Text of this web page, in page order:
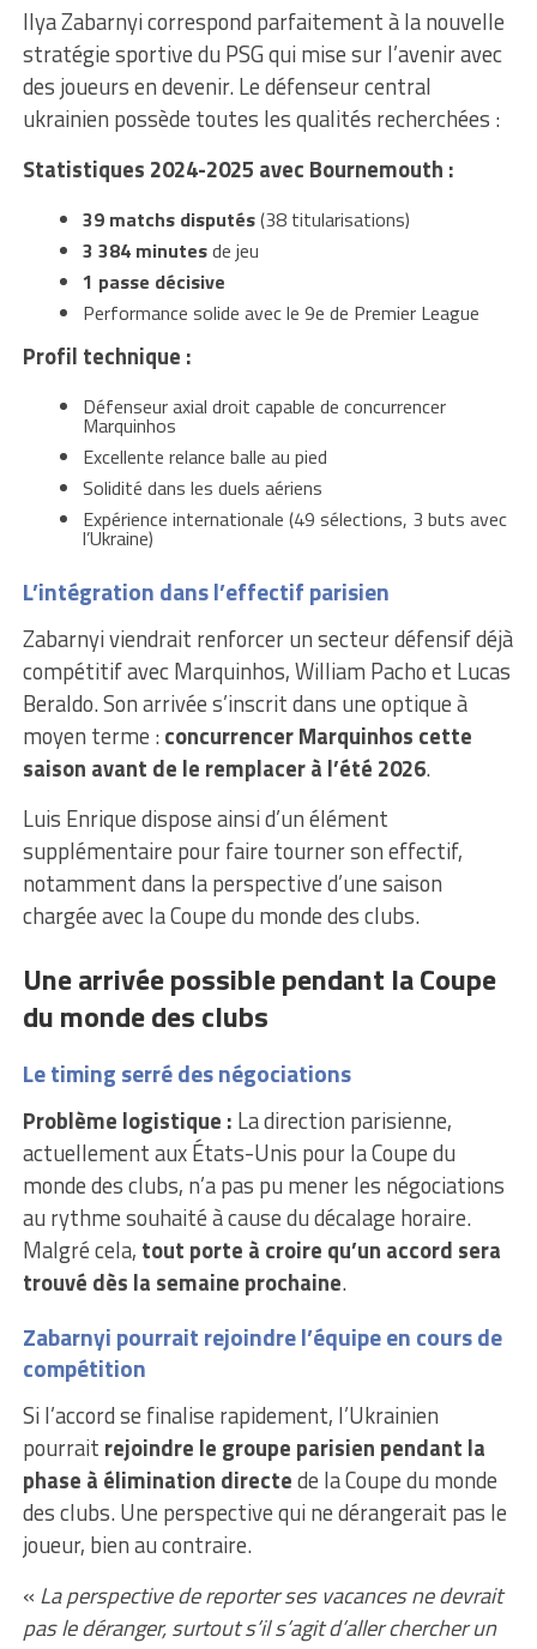
Ilya Zabarnyi correspond parfaitement à la nouvelle
stratégie sportive du PSG qui mise sur l’avenir avec
des joueurs en devenir. Le défenseur central
ukrainien possède toutes les qualités recherchées :
Statistiques 2024-2025 avec Bournemouth :
39 matchs disputés(38 titularisations)
3 384 minutesde jeu
1 passe décisive
Performance solide avec le 9e de Premier League
Profil technique :
Défenseur axial droit capable de concurrencer
Marquinhos
Excellente relance balle au pied
Solidité dans les duels aériens
Expérience internationale (49 sélections, 3 buts avec
l’Ukraine)
L’intégration dans l’effectif parisien
Zabarnyi viendrait renforcer un secteur défensif déjà
compétitif avec Marquinhos, William Pacho et Lucas
Beraldo. Son arrivée s’inscrit dans une optique à
moyen terme :concurrencer Marquinhos cette
saison avant de le remplacer à l’été 2026.
Luis Enrique dispose ainsi d’un élément
supplémentaire pour faire tourner son effectif,
notamment dans la perspective d’une saison
chargée avec la Coupe du monde des clubs.
Une arrivée possible pendant la Coupe
du monde des clubs
Le timing serré des négociations
Problème logistique : La direction parisienne,
actuellement aux États-Unis pour la Coupe du
monde des clubs, n’a pas pu mener les négociations
au rythme souhaité à cause du décalage horaire.
Malgré cela, tout porte à croire qu’un accord sera
trouvé dès la semaine prochaine.
Zabarnyi pourrait rejoindre l’équipe en cours de
compétition
Si l’accord se finalise rapidement, l’Ukrainien
pourrait rejoindre le groupe parisien pendant la
phase à élimination directede la Coupe du monde
des clubs. Une perspective qui ne dérangerait pas le
joueur, bien au contraire.
« La perspective de reporter ses vacances ne devrait
pas le déranger, surtout s’il s’agit d’aller chercher un